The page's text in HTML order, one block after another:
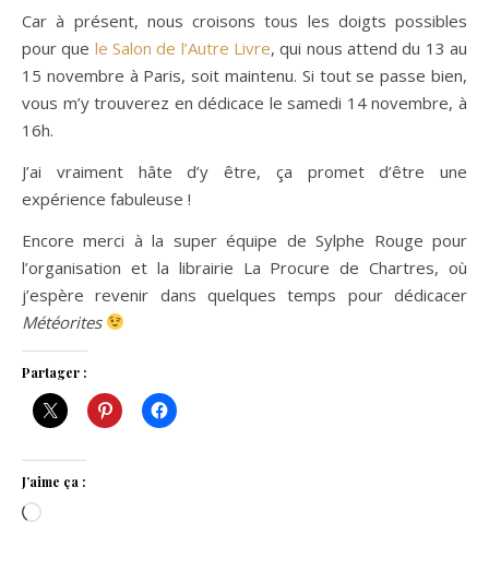
Car à présent, nous croisons tous les doigts possibles
pour que le Salon de l’Autre Livre, qui nous attend du 13 au
15 novembre à Paris, soit maintenu. Si tout se passe bien,
vous m’y trouverez en dédicace le samedi 14 novembre, à
16h.
J’ai vraiment hâte d’y être, ça promet d’être une
expérience fabuleuse !
Encore merci à la super équipe de Sylphe Rouge pour
l’organisation et la librairie La Procure de Chartres, où
j’espère revenir dans quelques temps pour dédicacer
Météorites
Partager :
J’aime ça :
Chargement…